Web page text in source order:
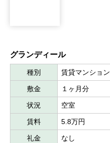
グランディール
種別 賃貸マンション
敷金 １ヶ月分
状況 空室
賃料 5.8万円
礼金 なし